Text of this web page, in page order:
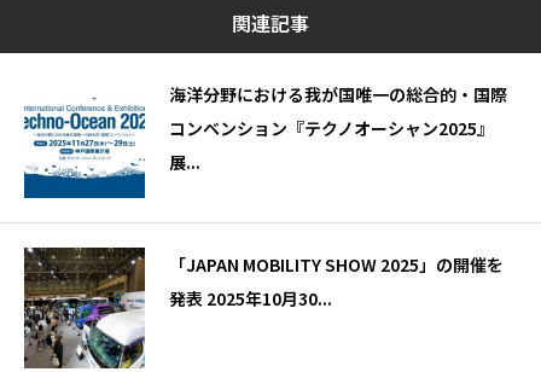
関連記事
海洋分野における我が国唯一の総合的・国際
コンベンション『テクノオーシャン2025』
展...
「JAPAN MOBILITY SHOW 2025」の開催を
発表 2025年10月30...